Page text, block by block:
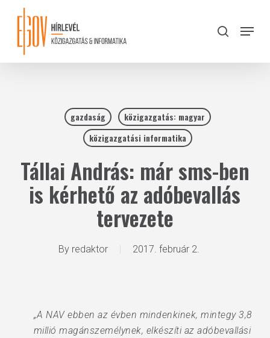
content
search
Menu
gazdaság
közigazgatás: magyar
közigazgatási informatika
Tállai András: már sms-ben
is kérhető az adóbevallás
tervezete
By redaktor 2017. február 2.
„A NAV ebben az évben mindenkinek, mintegy 3,8
millió magánszemélynek, elkészíti az adóbevallási
Close